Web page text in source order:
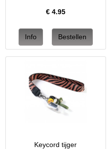
€ 4.95
Keycord tijger